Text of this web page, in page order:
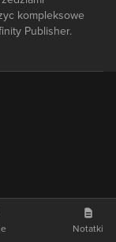
kompleksowe
Publisher.
Notatki